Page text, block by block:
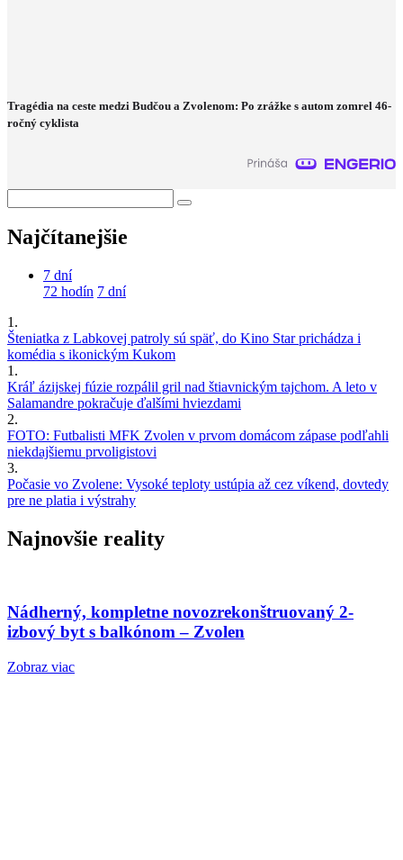
Tragédia na ceste medzi Budčou a Zvolenom: Po zrážke s autom zomrel 46-
ročný cyklista
Najčítanejšie
7 dní
72 hodín 7 dní
1.
Šteniatka z Labkovej patroly sú späť, do Kino Star prichádza i
komédia s ikonickým Kukom
1.
Kráľ ázijskej fúzie rozpálil gril nad štiavnickým tajchom. A leto v
Salamandre pokračuje ďalšími hviezdami
2.
FOTO: Futbalisti MFK Zvolen v prvom domácom zápase podľahli
niekdajšiemu prvoligistovi
3.
Počasie vo Zvolene: Vysoké teploty ustúpia až cez víkend, dovtedy
pre ne platia i výstrahy
Najnovšie reality
Nádherný, kompletne novozrekonštruovaný 2-
izbový byt s balkónom – Zvolen
Zobraz viac